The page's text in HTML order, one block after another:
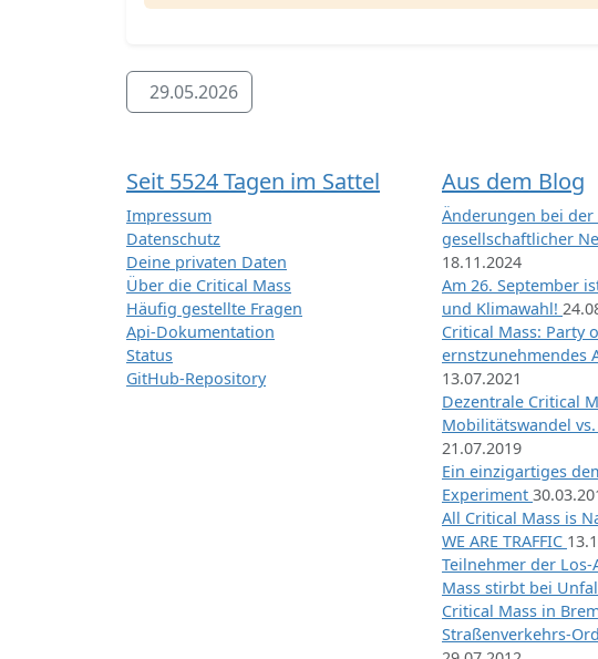
29.05.2026
Seit 5524 Tagen im Sattel
Impressum
Datenschutz
Deine privaten Daten
Über die Critical Mass
Häufig gestellte Fragen
Api-Dokumentation
Status
GitHub-Repository
Aus dem Blog
Änderungen bei
gesellschaftlicher
18.11.2024
Am 26. September
und Klimawahl!
Critical Mass: Party
ernstzunehmendes
13.07.2021
Dezentrale Critical
Mobilitätswandel
21.07.2019
Ein einzigartiges
Experiment
All Critical Mass is
WE ARE TRAFFIC
Teilnehmer der Los-
Mass stirbt bei
Critical Mass in
Straßenverkehrs-